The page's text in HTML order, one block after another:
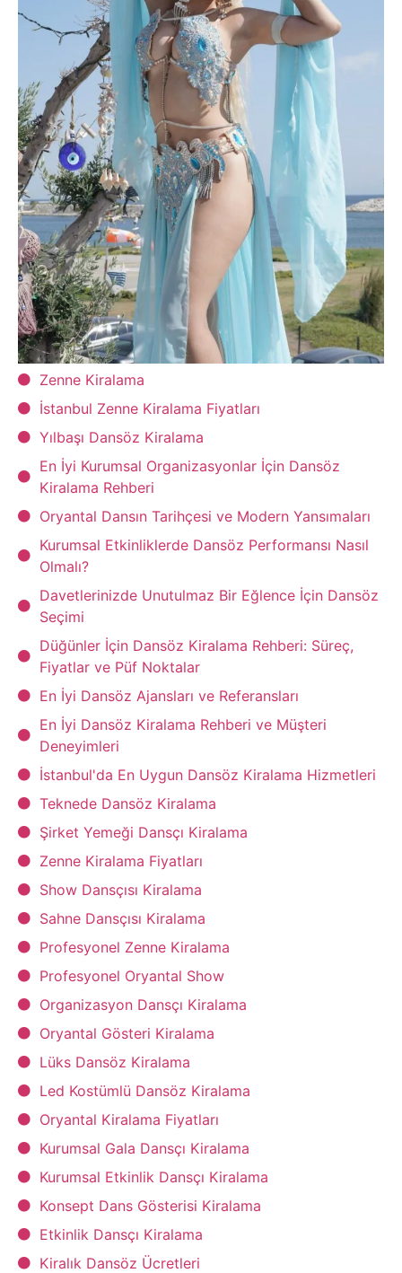
Zenne Kiralama
İstanbul Zenne Kiralama Fiyatları
Yılbaşı Dansöz Kiralama
En İyi Kurumsal Organizasyonlar İçin Dansöz
Kiralama Rehberi
Oryantal Dansın Tarihçesi ve Modern Yansımaları
Kurumsal Etkinliklerde Dansöz Performansı Nasıl
Olmalı?
Davetlerinizde Unutulmaz Bir Eğlence İçin Dansöz
Seçimi
Düğünler İçin Dansöz Kiralama Rehberi: Süreç,
Fiyatlar ve Püf Noktalar
En İyi Dansöz Ajansları ve Referansları
En İyi Dansöz Kiralama Rehberi ve Müşteri
Deneyimleri
İstanbul'da En Uygun Dansöz Kiralama Hizmetleri
Teknede Dansöz Kiralama
Şirket Yemeği Dansçı Kiralama
Zenne Kiralama Fiyatları
Show Dansçısı Kiralama
Sahne Dansçısı Kiralama
Profesyonel Zenne Kiralama
Profesyonel Oryantal Show
Organizasyon Dansçı Kiralama
Oryantal Gösteri Kiralama
Lüks Dansöz Kiralama
Led Kostümlü Dansöz Kiralama
Oryantal Kiralama Fiyatları
Kurumsal Gala Dansçı Kiralama
Kurumsal Etkinlik Dansçı Kiralama
Konsept Dans Gösterisi Kiralama
Etkinlik Dansçı Kiralama
Kiralık Dansöz Ücretleri